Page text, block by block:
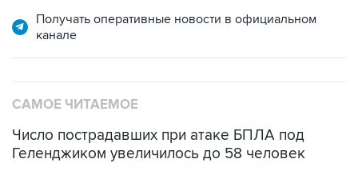
Получать оперативные новости в официальном
канале
САМОЕ ЧИТАЕМОЕ
Число пострадавших при атаке БПЛА под
Геленджиком увеличилось до 58 человек